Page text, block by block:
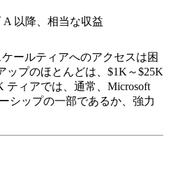
A 以降、相当な収益
ールティアへのアクセスは困
ップのほとんどは、$1K～$25K
ティアでは、通常、Microsoft
シップの一部であるか、強力